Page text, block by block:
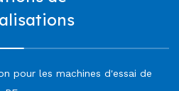
pour les machines d'essai de